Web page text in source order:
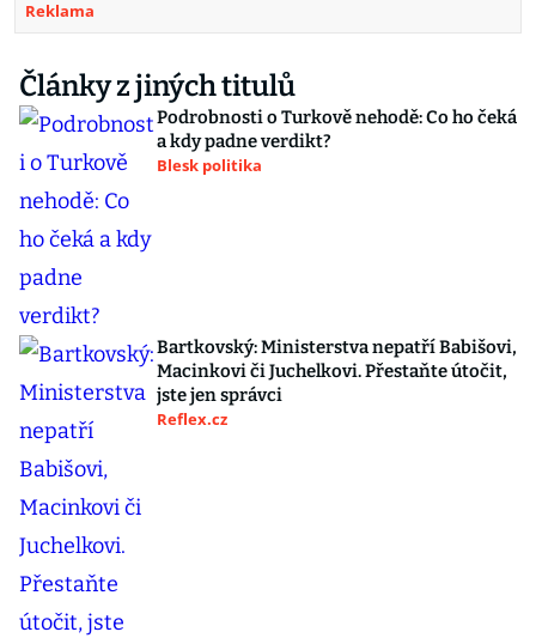
Reklama
Články z jiných titulů
Podrobnosti o Turkově nehodě: Co ho čeká
a kdy padne verdikt?
Blesk politika
Bartkovský: Ministerstva nepatří Babišovi,
Macinkovi či Juchelkovi. Přestaňte útočit,
jste jen správci
Reflex.cz